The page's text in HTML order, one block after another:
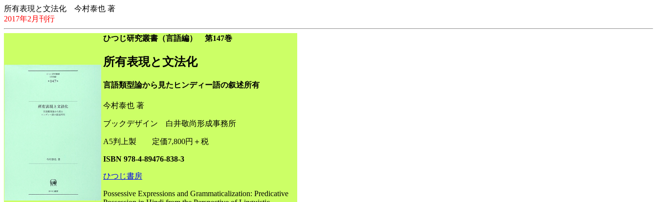
所有表現と文法化 今村泰也 著
2017年2月刊行
ひつじ研究叢書（言語編） 第147巻
所有表現と文法化
言語類型論から見たヒンディー語の叙述所有
今村泰也 著
ブックデザイン 白井敬尚形成事務所
A5判上製 定価7,800円＋税
ISBN 978-4-89476-838-3
ひつじ書房
Possessive Expressions and Grammaticalization: Predicative